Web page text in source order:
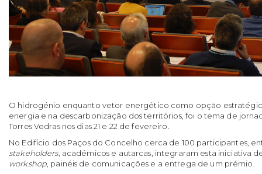
O hidrogénio enquanto vetor energético como opção
energia e na descarbonização dos territórios, foi o tema de
Torres Vedras nos dias 21 e 22 de fevereiro.
No Edifício dos Paços do Concelho cerca de 100 participantes,
stakeholders, académicos e autarcas, integraram esta iniciativa
workshop , painéis de comunicações e a entrega de um prémio.